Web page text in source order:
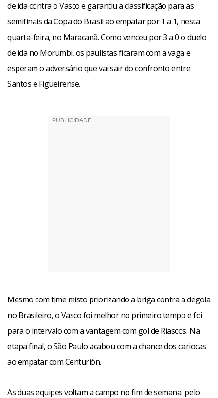
de ida contra o Vasco e garantiu a classificação para as
semifinais da Copa do Brasil ao empatar por 1 a 1, nesta
quarta-feira, no Maracanã. Como venceu por 3 a 0 o duelo
de ida no Morumbi, os paulistas ficaram com a vaga e
esperam o adversário que vai sair do confronto entre
Santos e Figueirense.
Mesmo com time misto priorizando a briga contra a degola
no Brasileiro, o Vasco foi melhor no primeiro tempo e foi
para o intervalo com a vantagem com gol de Riascos. Na
etapa final, o São Paulo acabou com a chance dos cariocas
ao empatar com Centurión.
As duas equipes voltam a campo no fim de semana, pelo